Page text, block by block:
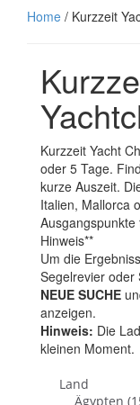
Home / Kurzzeit
Kurzzeit Yacht
oder 5 Tage.
kurze Auszeit.
Italien, Mallorca
Ausgangspunkte
Hinweis**
Um die
Segelrevier oder
NEUE SUCHE
anzeigen.
Hinweis: Die
kleinen Moment.